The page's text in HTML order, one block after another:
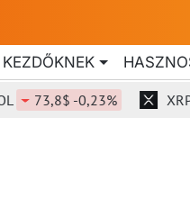
KEZDŐKNEK
73,8$ -0,23% XRP